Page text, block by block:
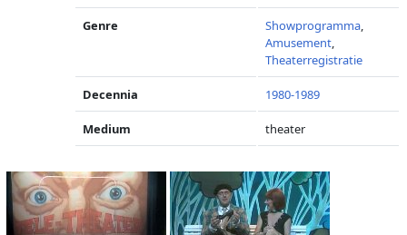
Genre Showprogramma,
Amusement,
Theaterregistratie
Decennia 1980-1989
Medium theater